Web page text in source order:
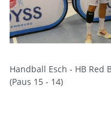
Handball Esch - HB Red
(Paus 15 - 14)